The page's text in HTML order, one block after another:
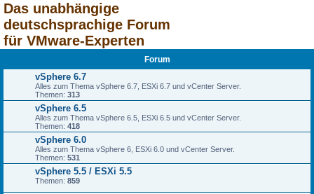
Das unabhängige
deutschsprachige Forum
für VMware-Experten
Forum
vSphere 6.7
Alles zum Thema vSphere 6.7, ESXi 6.7 und vCenter Server.
Themen: 313
vSphere 6.5
Alles zum Thema vSphere 6.5, ESXi 6.5 und vCenter Server.
Themen: 418
vSphere 6.0
Alles zum Thema vSphere 6, ESXi 6.0 und vCenter Server.
Themen: 531
vSphere 5.5 / ESXi 5.5
Themen: 859